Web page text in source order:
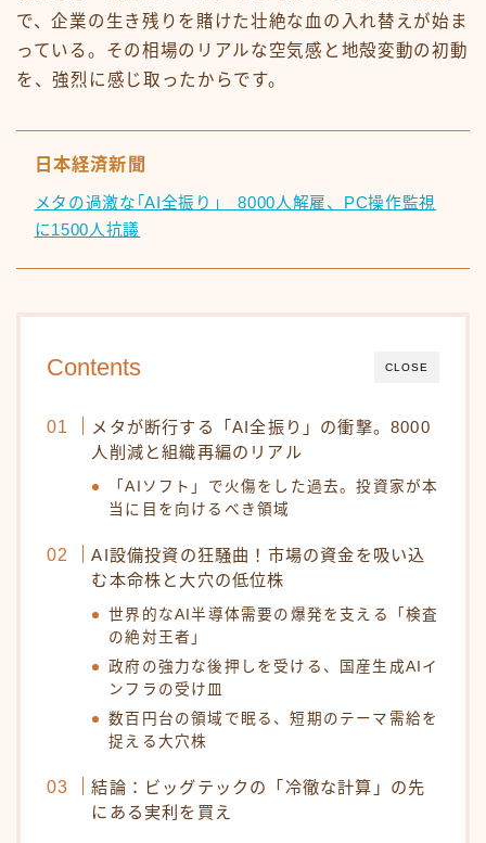
で、企業の生き残りを賭けた壮絶な血の入れ替えが始ま
っている。その相場のリアルな空気感と地殻変動の初動
を、強烈に感じ取ったからです。
日本経済新聞
メタの過激な｢AI全振り｣ 8000人解雇、PC操作監視
に1500人抗議
CLOSE
Contents
メタが断行する「AI全振り」の衝撃。8000
人削減と組織再編のリアル
「AIソフト」で火傷をした過去。投資家が本
当に目を向けるべき領域
AI設備投資の狂騒曲！市場の資金を吸い込
む本命株と大穴の低位株
世界的なAI半導体需要の爆発を支える「検査
の絶対王者」
政府の強力な後押しを受ける、国産生成AIイ
ンフラの受け皿
数百円台の領域で眠る、短期のテーマ需給を
捉える大穴株
結論：ビッグテックの「冷徹な計算」の先
にある実利を買え